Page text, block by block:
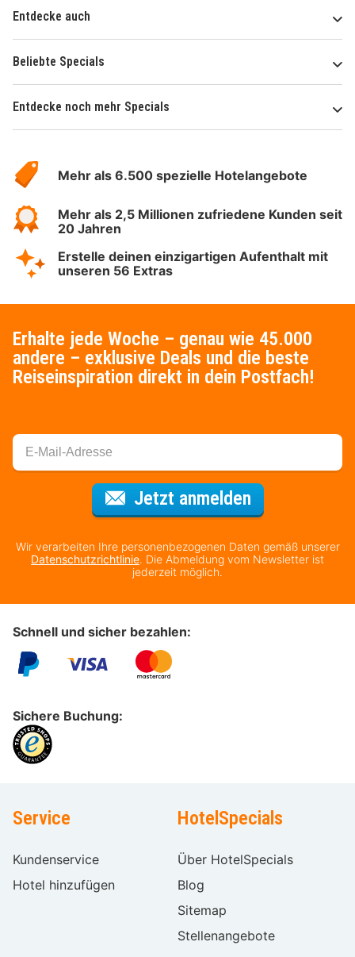
Entdecke auch
Beliebte Specials
Entdecke noch mehr Specials
Hotelspecials
Mehr als 6.500 spezielle Hotelangebote
Mehr als 2,5 Millionen zufriedene Kunden seit
20 Jahren
Erstelle deinen einzigartigen Aufenthalt mit
unseren 56 Extras
Erhalte jede Woche – genau wie 45.000
andere – exklusive Deals und die beste
Reiseinspiration direkt in dein Postfach!
Jetzt anmeldenFür den
Wir verarbeiten Ihre personenbezogenen Daten gemäß unserer
Datenschutzrichtlinie. Die Abmeldung vom Newsletter ist
jederzeit möglich.
Schnell und sicher bezahlen:
Sichere Buchung:
Service
Kundenservice
Hotel hinzufügen
HotelSpecials
Über HotelSpecials
Blog
Sitemap
Stellenangebote